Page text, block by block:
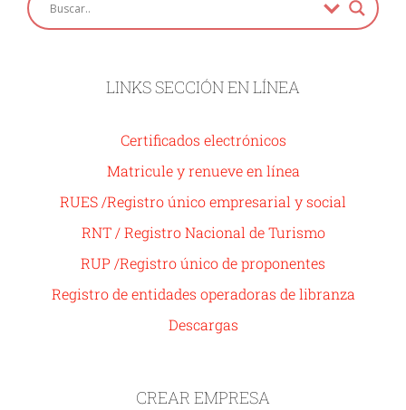
LINKS SECCIÓN EN LÍNEA
Certificados electrónicos
Matricule y renueve en línea
RUES /Registro único empresarial y social
RNT / Registro Nacional de Turismo
RUP /Registro único de proponentes
Registro de entidades operadoras de libranza
Descargas
CREAR EMPRESA